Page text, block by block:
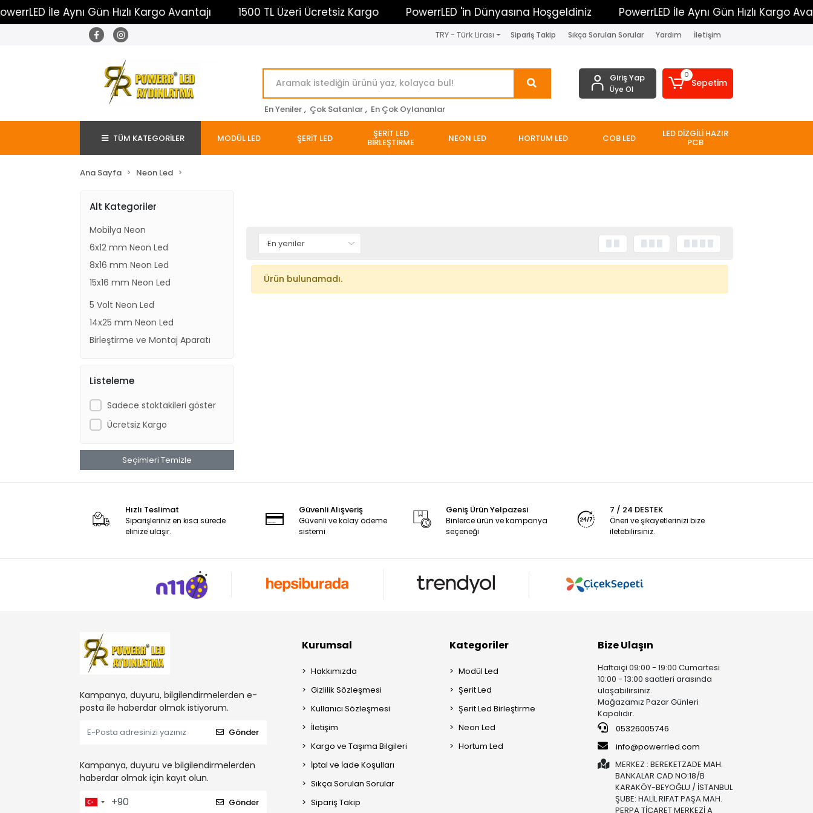
İle Aynı Gün Hızlı Kargo Avantajı 1500 TL Üzeri Ücretsiz Kargo PowerrLED 'in Dünyasına Hoşgeldiniz PowerrLED İle Aynı Gün Hızlı Kargo
TRY - Türk Lirası Sipariş Takip Sıkça Sorulan Sorular Yardım İletişim
En Yeniler , Çok Satanlar , En Çok Oylananlar
Giriş Yap
Üye Ol
0
Sepetim
TÜM KATEGORİLER MODÜL LED ŞERİT LED ŞERİT LED
BİRLEŞTİRME NEON LED HORTUM LED COB LED LED DİZGİLİ HAZIR
PCB
Ana Sayfa Neon Led
Alt Kategoriler
Mobilya Neon
6x12 mm Neon Led
8x16 mm Neon Led
15x16 mm Neon Led
5 Volt Neon Led
14x25 mm Neon Led
Birleştirme ve Montaj Aparatı
Listeleme
Sadece stoktakileri göster
Ücretsiz Kargo
Seçimleri Temizle
Ürün bulunamadı.
Hızlı Teslimat
Siparişleriniz en kısa sürede
elinize ulaşır.
Güvenli Alışveriş
Güvenli ve kolay ödeme
sistemi
Geniş Ürün Yelpazesi
Binlerce ürün ve kampanya
seçeneği
7 / 24 DESTEK
Öneri ve şikayetlerinizi bize
iletebilirsiniz.
Kampanya, duyuru, bilgilendirmelerden e-
posta ile haberdar olmak istiyorum.
Gönder
Kampanya, duyuru ve bilgilendirmelerden
haberdar olmak için kayıt olun.
Gönder
Kurumsal
Hakkımızda
Gizlilik Sözleşmesi
Kullanıcı Sözleşmesi
İletişim
Kargo ve Taşıma Bilgileri
İptal ve İade Koşulları
Sıkça Sorulan Sorular
Sipariş Takip
Kategoriler
Modül Led
Şerit Led
Şerit Led Birleştirme
Neon Led
Hortum Led
Bize Ulaşın
Haftaiçi 09:00 - 19:00 Cumartesi
10:00 - 13:00 saatleri arasında
ulaşabilirsiniz.
Mağazamız Pazar Günleri
Kapalıdır.
05326005746
info@powerrled.com
MERKEZ : BEREKETZADE MAH.
BANKALAR CAD NO:18/B
KARAKÖY-BEYOĞLU / İSTANBUL
ŞUBE: HALİL RIFAT PAŞA MAH.
PERPA TİCARET MERKEZİ A